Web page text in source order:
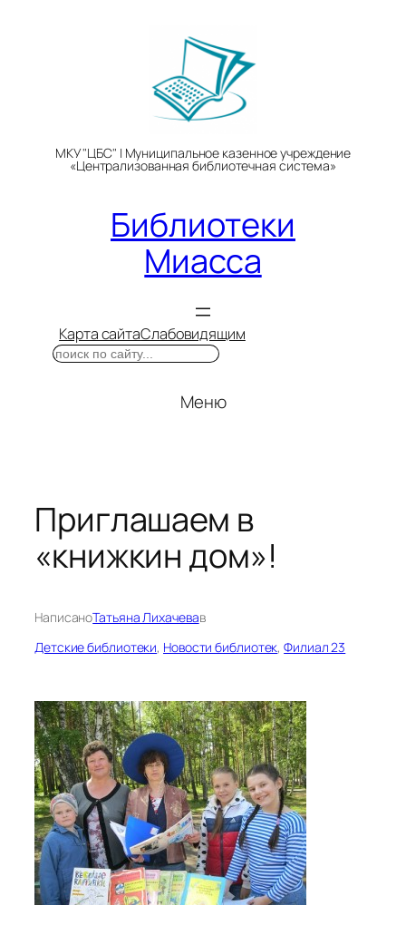
МКУ "ЦБС" | Муниципальное казенное учреждение
«Централизованная библиотечная система»
Библиотеки
Миасса
Карта сайтаСлабовидящим
Поиск
Меню
Приглашаем в
«книжкин дом»!
НаписаноТатьяна Лихачевав
Детские библиотеки, Новости библиотек, Филиал 23